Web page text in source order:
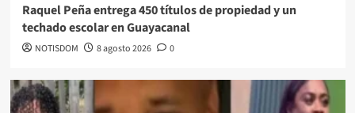
Raquel Peña entrega 450 títulos de propiedad y un
techado escolar en Guayacanal
NOTISDOM 8 agosto 2026 0